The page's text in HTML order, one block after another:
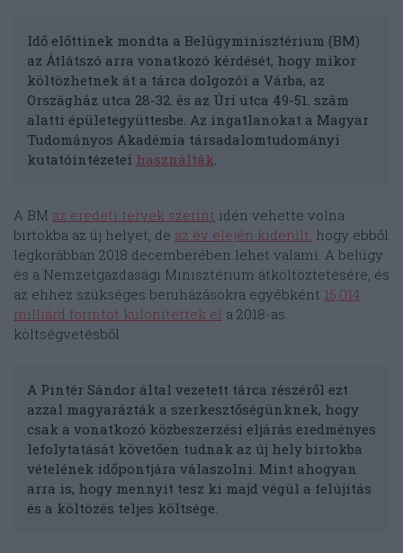
Idő előttinek mondta a Belügyminisztérium (BM)
az Átlátszó arra vonatkozó kérdését, hogy mikor
költözhetnek át a tárca dolgozói a Várba, az
Országház utca 28-32. és az Úri utca 49-51. szám
alatti épületegyüttesbe. Az ingatlanokat a Magyar
Tudományos Akadémia társadalomtudományi
kutatóintézetei használták
A BM az eredeti tervek szerint idén vehette volna
birtokba az új helyet, de az év elején kiderült , hogy ebből
legkorábban 2018 decemberében lehet valami. A belügy
és a Nemzetgazdasági Minisztérium átköltöztetésére, és
az ehhez szükséges beruházásokra egyébként 15,014
milliárd forintot különítettek el a 2018-as
költségvetésből.
A Pintér Sándor által vezetett tárca részéről ezt
azzal magyarázták a szerkesztőségünknek, hogy
csak a vonatkozó közbeszerzési eljárás eredményes
lefolytatását követően tudnak az új hely birtokba
vételének időpontjára válaszolni. Mint ahogyan
arra is, hogy mennyit tesz ki majd végül a felújítás
és a költözés teljes költsége.